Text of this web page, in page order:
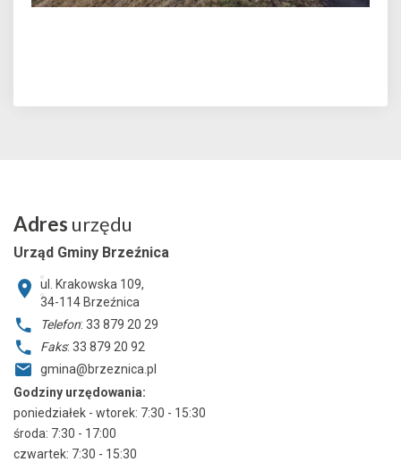
Adres urzędu
Urząd Gminy Brzeźnica
ul. Krakowska 109,
34-114 Brzeźnica
Telefon: 33 879 20 29
Faks: 33 879 20 92
gmina@brzeznica.pl
Godziny urzędowania:
poniedziałek - wtorek: 7:30 - 15:30
środa: 7:30 - 17:00
czwartek: 7:30 - 15:30